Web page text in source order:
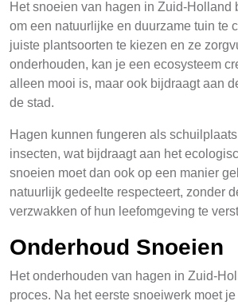
Het snoeien van hagen in Zuid-Holland
om een natuurlijke en duurzame tuin te
juiste plantsoorten te kiezen en ze
onderhouden, kan je een ecosysteem
alleen mooi is, maar ook bijdraagt aan
de stad.
Hagen kunnen fungeren als
insecten, wat bijdraagt aan het
snoeien moet dan ook op een manier
natuurlijk gedeelte respecteert, zonder
verzwakken of hun leefomgeving te
Onderhoud Snoeien
Het onderhouden van hagen in Zuid-
proces. Na het eerste snoeiwerk moet